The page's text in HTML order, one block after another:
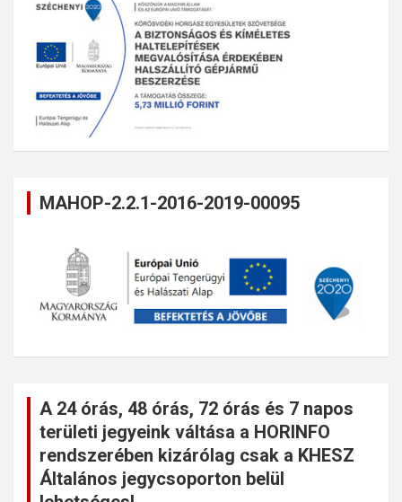
MAHOP-2.2.1-2016-2019-00095
A 24 órás, 48 órás, 72 órás és 7 napos
területi jegyeink váltása a HORINFO
rendszerében kizárólag csak a KHESZ
Általános jegycsoporton belül